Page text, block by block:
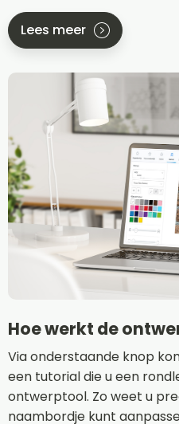
Lees meer
Hoe werkt de
Via onderstaande knop
een tutorial die u een
ontwerptool. Zo weet u
naambordje kunt